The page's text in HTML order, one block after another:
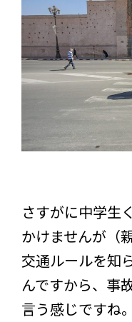
さすがに中学生
かけませんが（
交通ルールを知
んですから、事
言う感じですね。